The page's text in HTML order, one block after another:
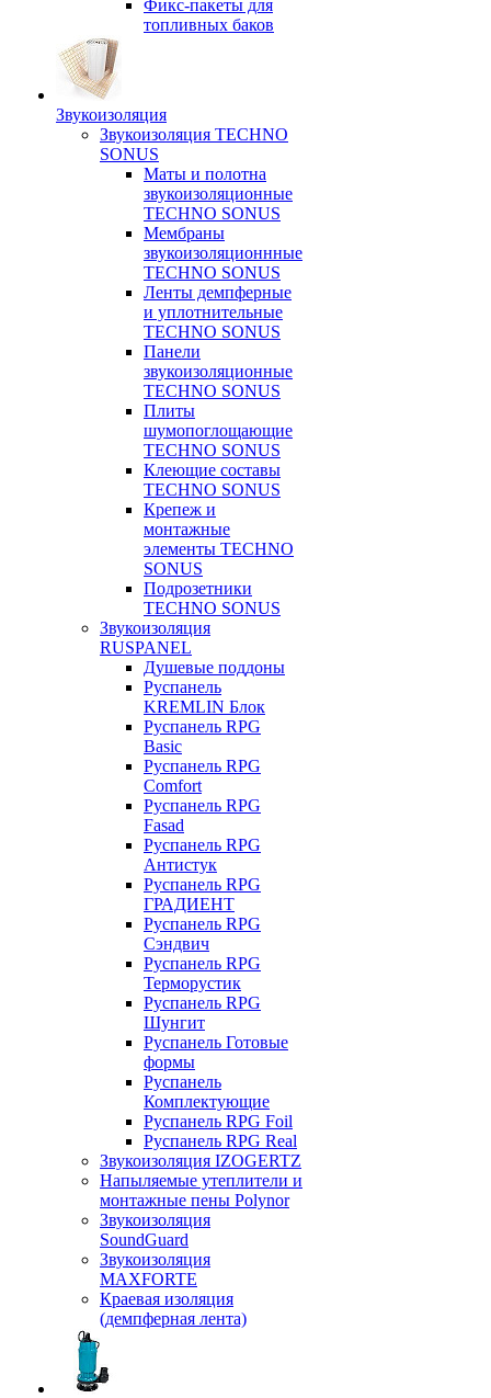
Фикс-пакеты для
топливных баков
Звукоизоляция
Звукоизоляция TECHNO
SONUS
Маты и полотна
звукоизоляционные
TECHNO SONUS
Мембраны
звукоизоляционнные
TECHNO SONUS
Ленты демпферные
и уплотнительные
TECHNO SONUS
Панели
звукоизоляционные
TECHNO SONUS
Плиты
шумопоглощающие
TECHNO SONUS
Клеющие составы
TECHNO SONUS
Крепеж и
монтажные
элементы TECHNO
SONUS
Подрозетники
TECHNO SONUS
Звукоизоляция
RUSPANEL
Душевые поддоны
Руспанель
KREMLIN Блок
Руспанель RPG
Basic
Руспанель RPG
Comfort
Руспанель RPG
Fasad
Руспанель RPG
Антистук
Руспанель RPG
ГРАДИЕНТ
Руспанель RPG
Сэндвич
Руспанель RPG
Терморустик
Руспанель RPG
Шунгит
Руспанель Готовые
формы
Руспанель
Комплектующие
Руспанель RPG Foil
Руспанель RPG Real
Звукоизоляция IZOGERTZ
Напыляемые утеплители и
монтажные пены Polynor
Звукоизоляция
SoundGuard
Звукоизоляция
MAXFORTE
Краевая изоляция
(демпферная лента)